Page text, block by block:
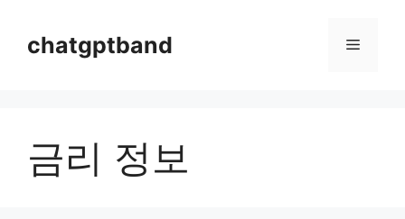
chatgptband 메
금리 정보